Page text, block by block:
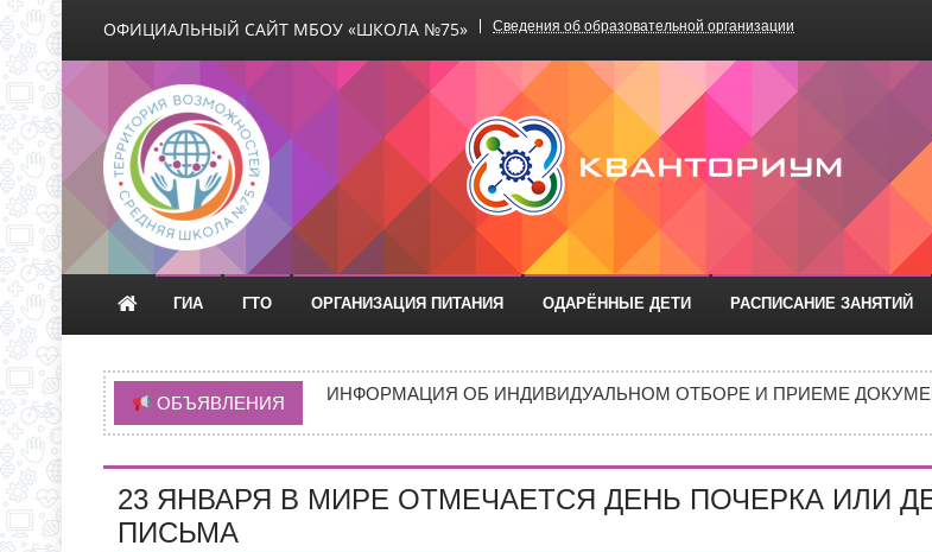
ОФИЦИАЛЬНЫЙ САЙТ МБОУ «ШКОЛА №75» Сведения об образовательной организации
Официальный сайт МБОУ «Школа №75»
ГИА ГТО ОРГАНИЗАЦИЯ ПИТАНИЯ ОДАРЁННЫЕ ДЕТИ РАСПИСАНИЕ ЗАНЯТИЙ
ОБЪЯВЛЕНИЯ
ВРЕМЯ ОТКРЫТИЯ ОБРАЗОВАТЕЛЬНЫХ ОРГАНИЗАЦИЙ
ИНФОРМАЦИЯ ОБ ИНДИВИДУАЛЬНОМ ОТБОРЕ И ПРИЕМЕ
ИНФОРМАЦИЯ О ПРИЕМЕ В 10 КЛАСС
НОВАЯ ЭПИДЕМИЯ «ТИШИНЫ»: ПОЧЕМУ ПОДРОСТКИ ВСЁ ЧАЩЕ
С 1 СЕНТЯБРЯ 2026 ГОДА В МБОУ «ШКОЛА № 75»
23 ЯНВАРЯ В МИРЕ ОТМЕЧАЕТСЯ ДЕНЬ ПОЧЕРКА ИЛИ
ПИСЬМА